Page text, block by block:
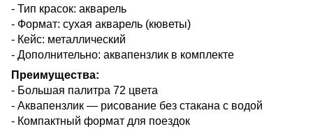
- Тип красок: акварель
- Формат: сухая акварель (кюветы)
- Кейс: металлический
- Дополнительно: аквапензлик в комплекте
Преимущества:
- Большая палитра 72 цвета
- Аквапензлик — рисование без стакана с водой
- Компактный формат для поездок